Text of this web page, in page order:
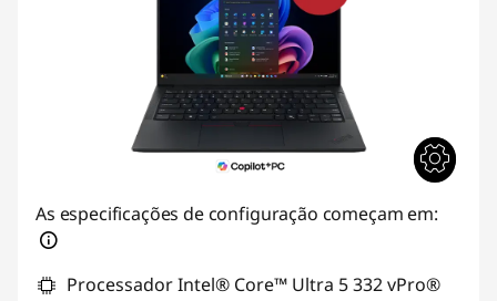
As especificações de configuração começam em:
Processador Intel® Core™ Ultra 5 332 vPro®